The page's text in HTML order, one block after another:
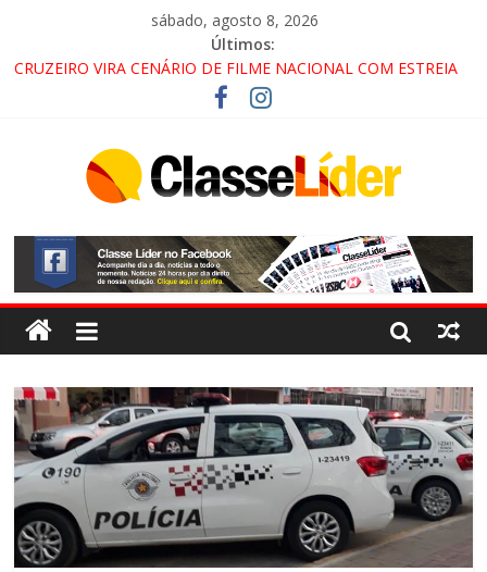
sábado, agosto 8, 2026
Últimos:
CRUZEIRO VIRA CENÁRIO DE FILME NACIONAL COM ESTREIA
PROMOTOR DO GAECO
ACESSO À APARECIDA NA DUTRA SERÁ BLOQUEADO NO FIM
ALTERNATIVAS
LORENA, PINDAMONHANGABA E QUELUZ NA RETA FINAL
PELA FÁBRICA DA COCA-COLA!